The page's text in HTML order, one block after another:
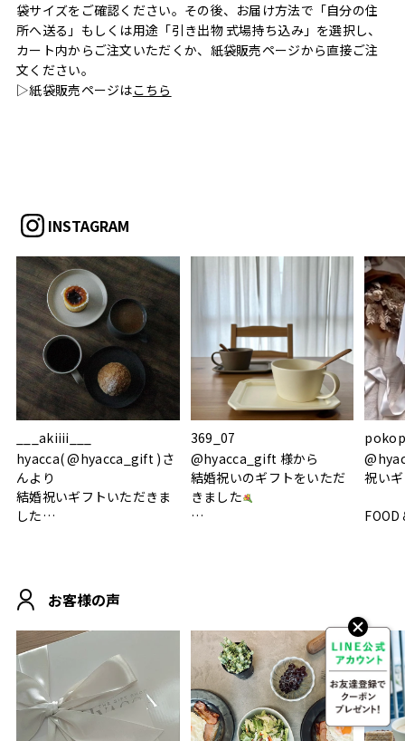
袋サイズをご確認ください。その後、お届け方法で「自分の住
所へ送る」もしくは用途「引き出物 式場持ち込み」を選択し、
カート内からご注文いただくか、紙袋販売ページから直接ご注
文ください。
▷紙袋販売ページはこちら
INSTAGRAM
___akiiii___
hyacca( @hyacca_gift )さ
んより
結婚祝いギフトいただきま
した
おうちカフェもお洒落にな
って嬉しい𖠚 ⡱
#hyacca #結婚祝い
369_07
@hyacca_gift 様から
結婚祝いのギフトをいただ
きました
素敵なギフトを
ありがとうございました
#hyacca #結婚祝い
#お祝い #プレゼント
祝い
FOOD
真っ
いい
#結婚
淡色
結婚
お客様の声